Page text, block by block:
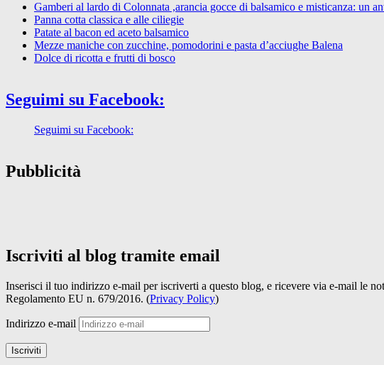
Gamberi al lardo di Colonnata ,arancia gocce di balsamico e misticanza: un
Panna cotta classica e alle ciliegie
Patate al bacon ed aceto balsamico
Mezze maniche con zucchine, pomodorini e pasta d’acciughe Balena
Dolce di ricotta e frutti di bosco
Seguimi su Facebook:
Seguimi su Facebook:
Pubblicità
Iscriviti al blog tramite email
Inserisci il tuo indirizzo e-mail per iscriverti a questo blog, e ricevere via e-mail le
Regolamento EU n. 679/2016. (Privacy Policy)
Indirizzo e-mail
Iscriviti